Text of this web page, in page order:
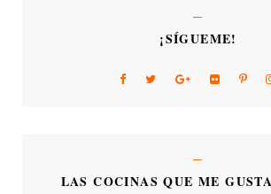
¡SÍGUEME!
LAS COCINAS QUE ME